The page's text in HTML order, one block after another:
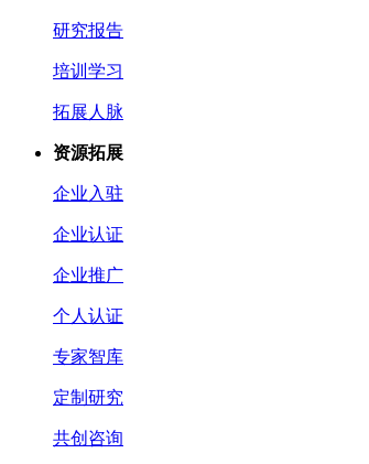
研究报告
培训学习
拓展人脉
资源拓展
企业入驻
企业认证
企业推广
个人认证
专家智库
定制研究
共创咨询